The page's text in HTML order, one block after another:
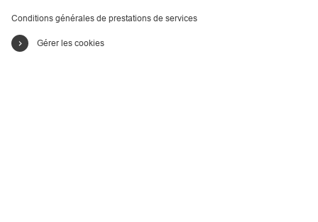
Conditions générales de prestations de services
Gérer les cookies